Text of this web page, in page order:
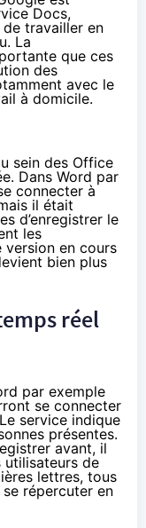
Docs,
travailler en
La
que ces
des
avec le
à domicile.
sein des Office
. Dans Word par
connecter à
il était
d’enregistrer le
les
version en cours
bien plus
réel
par exemple
se connecter
service indique
présentes.
avant, il
utilisateurs de
lettres, tous
répercuter en